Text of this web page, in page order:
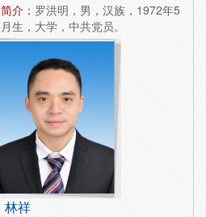
简介：罗洪明，男，汉族，1972年5
月生，大学，中共党员。
林祥